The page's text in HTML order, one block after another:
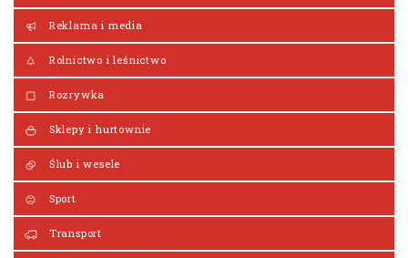
Reklama i media
Rolnictwo i leśnictwo
Rozrywka
Sklepy i hurtownie
Ślub i wesele
Sport
Transport